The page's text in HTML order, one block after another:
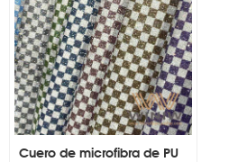
Cuero de microfibra de PU